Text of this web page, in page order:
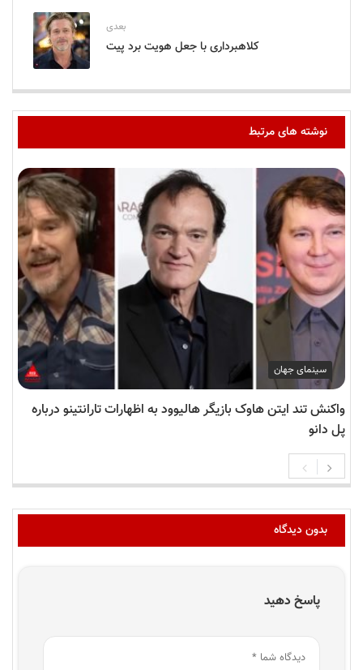
بعدی
کلاهبرداری با جعل هویت برد پیت
نوشته های مرتبط
سینمای جهان
واکنش تند ایتن هاوک بازیگر هالیوود به اظهارات تارانتینو درباره
پل دانو
بدون دیدگاه
پاسخ دهید